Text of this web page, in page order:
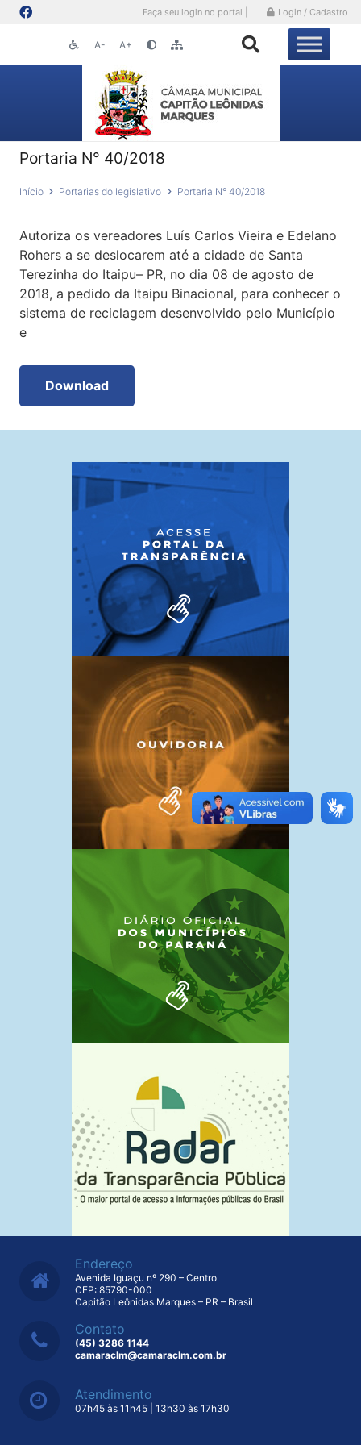
Faça seu login no portal | Login / Cadastro
A- A+
Portaria N° 40/2018
Início Portarias do legislativo Portaria N° 40/2018
Autoriza os vereadores Luís Carlos Vieira e Edelano
Rohers a se deslocarem até a cidade de Santa
Terezinha do Itaipu– PR, no dia 08 de agosto de
2018, a pedido da Itaipu Binacional, para conhecer o
sistema de reciclagem desenvolvido pelo Município
e
Download
Endereço
Avenida Iguaçu nº 290 – Centro
CEP: 85790-000
Capitão Leônidas Marques – PR – Brasil
Contato
(45) 3286 1144
camaraclm@camaraclm.com.br
Atendimento
07h45 às 11h45 | 13h30 às 17h30